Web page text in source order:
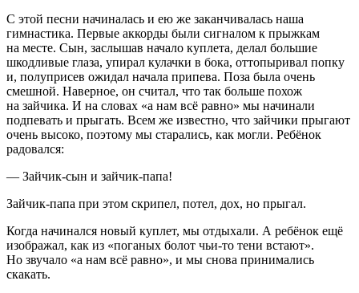
С этой песни начиналась и ею же заканчивалась наша
гимнастика. Первые аккорды были сигналом к прыжкам
на месте. Сын, заслышав начало куплета, делал большие
шкодливые глаза, упирал кулачки в бока, оттопыривал попку
и, полуприсев ожидал начала припева. Поза была очень
смешной. Наверное, он считал, что так больше похож
на зайчика. И на словах «а нам всё равно» мы начинали
подпевать и прыгать. Всем же известно, что зайчики прыгают
очень высоко, поэтому мы старались, как могли. Ребёнок
радовался:
— Зайчик-сын и зайчик-папа!
Зайчик-папа при этом скрипел, потел, дох, но прыгал.
Когда начинался новый куплет, мы отдыхали. А ребёнок ещё
изображал, как из «поганых болот чьи-то тени встают».
Но звучало «а нам всё равно», и мы снова принимались
скакать.